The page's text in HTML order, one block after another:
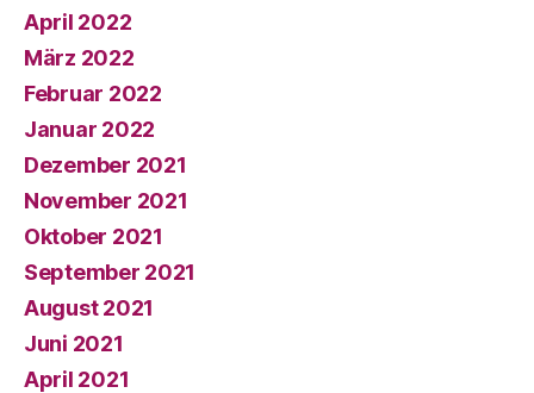
April 2022
März 2022
Februar 2022
Januar 2022
Dezember 2021
November 2021
Oktober 2021
September 2021
August 2021
Juni 2021
April 2021